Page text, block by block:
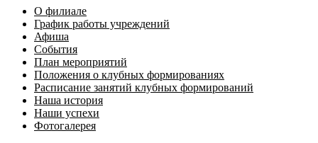
О филиале
График работы учреждений
Афиша
События
План мероприятий
Положения о клубных формированиях
Расписание занятий клубных формирований
Наша история
Наши успехи
Фотогалерея